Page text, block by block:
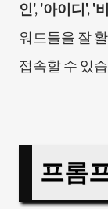
인', '아이디', '
워드들을 잘
접속할 수 있
프롬